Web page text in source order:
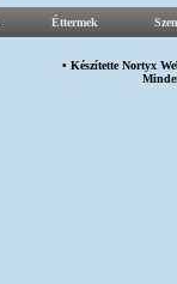
Éttermek
• KészítetteNortyx